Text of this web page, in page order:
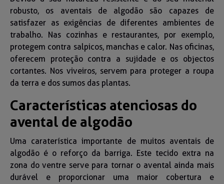
robusto, os aventais de algodão são capazes de
satisfazer as exigências de diferentes ambientes de
trabalho. Nas cozinhas e restaurantes, por exemplo,
protegem contra salpicos, manchas e calor. Nas oficinas,
oferecem proteção contra a sujidade e os objectos
cortantes. Nos viveiros, servem para proteger a roupa
da terra e dos sumos das plantas.
Características atenciosas do
avental de algodão
Uma caraterística importante de muitos aventais de
algodão é o reforço da barriga. Este tecido extra na
zona do ventre serve para tornar o avental ainda mais
durável e proporcionar uma maior cobertura e